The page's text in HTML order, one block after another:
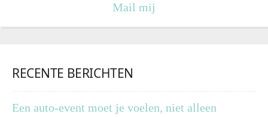
Mail mij
RECENTE BERICHTEN
Een auto-event moet je voelen, niet alleen